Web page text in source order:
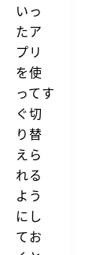
いっ
たア
プリ
を使
ってす
ぐ切
り替
えら
れる
よう
にし
てお